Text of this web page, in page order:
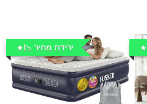
ירידת מחיר 📉